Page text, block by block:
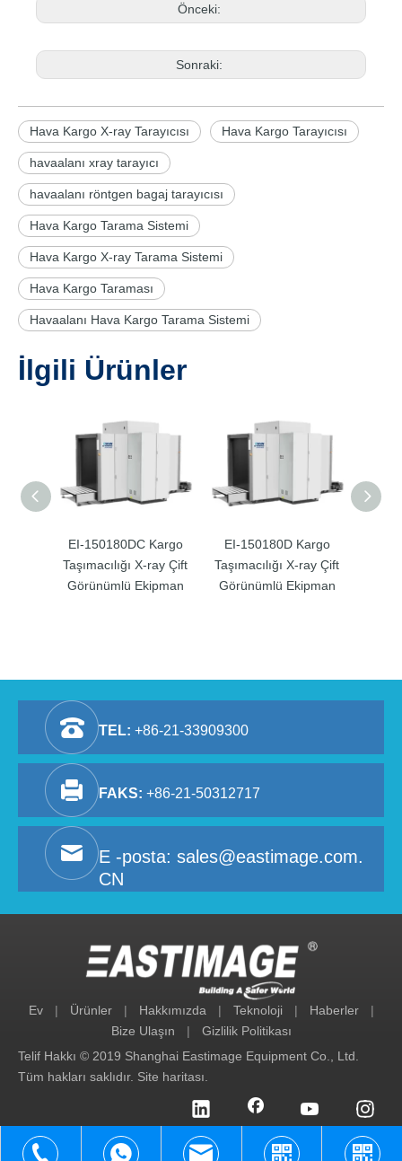
Önceki:
Sonraki:
Hava Kargo X-ray Tarayıcısı Hava Kargo Tarayıcısı
havaalanı xray tarayıcı
havaalanı röntgen bagaj tarayıcısı
Hava Kargo Tarama Sistemi
Hava Kargo X-ray Tarama Sistemi
Hava Kargo Taraması
Havaalanı Hava Kargo Tarama Sistemi
İlgili Ürünler
EI-150180DC Kargo
Taşımacılığı X-ray Çift
Görünümlü Ekipman
EI-150180D Kargo
Taşımacılığı X-ray Çift
Görünümlü Ekipman
TEL: +86-21-33909300
FAKS: +86-21-50312717
E -posta: sales@eastimage.com.
CN
Ev | Ürünler | Hakkımızda | Teknoloji | Haberler
|
Bize Ulaşın
|
Gizlilik Politikası
Telif Hakkı © 2019 Shanghai Eastimage Equipment Co., Ltd.
Tüm hakları saklıdır. Site haritası